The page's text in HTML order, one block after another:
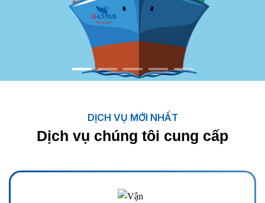
DỊCH VỤ MỚI NHẤT
Dịch vụ chúng tôi cung cấp